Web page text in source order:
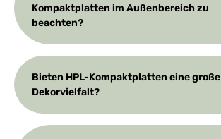
Kompaktplatten im Außenbereich zu
beachten?
Bieten HPL-Kompaktplatten eine große
Dekorvielfalt?